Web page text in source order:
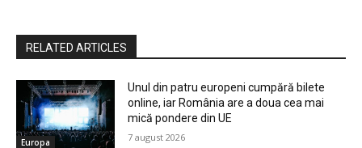
RELATED ARTICLES
Europa
Unul din patru europeni cumpără bilete
online, iar România are a doua cea mai
mică pondere din UE
7 august 2026